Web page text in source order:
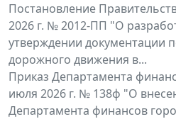
Постановление
2026 г. № 2012-ПП "О
утверждении документации
дорожного движения в...
Приказ Департамента
июля 2026 г. № 138ф "О
Департамента финансов